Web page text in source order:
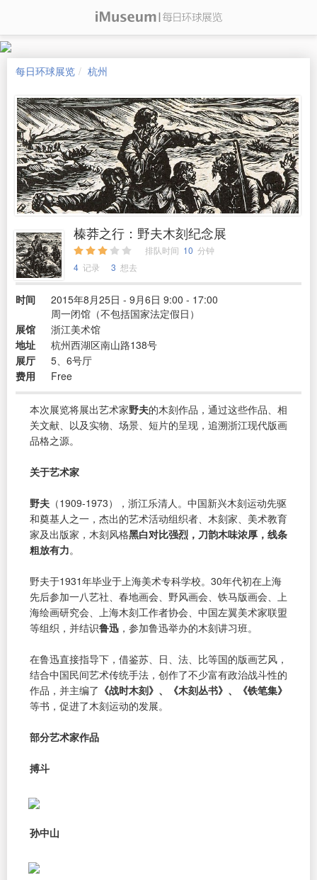
每日环球展览 杭州
榛莽之行：野夫木刻纪念展
排队时间 10 分钟
4 记录 3 想去
时间
2015年8月25日 - 9月6日 9:00 - 17:00
周一闭馆（不包括国家法定假日）
展馆
浙江美术馆
地址
杭州西湖区南山路138号
展厅
5、6号厅
费用
Free
本次展览将展出艺术家野夫的木刻作品，通过这些作品、相
关文献、以及实物、场景、短片的呈现，追溯浙江现代版画
品格之源。
关于艺术家
野夫 （1909-1973），浙江乐清人。中国新兴木刻运动先驱
和奠基人之一，杰出的艺术活动组织者、木刻家、美术教育
家及出版家，木刻风格黑白对比强烈，刀韵木味浓厚，线条
粗放有力。
野夫于1931年毕业于上海美术专科学校。30年代初在上海
先后参加一八艺社、春地画会、野风画会、铁马版画会、上
海绘画研究会、上海木刻工作者协会、中国左翼美术家联盟
等组织，并结识鲁迅 ，参加鲁迅举办的木刻讲习班。
在鲁迅直接指导下，借鉴苏、日、法、比等国的版画艺风，
结合中国民间艺术传统手法，创作了不少富有政治战斗性的
作品，并主编了 《战时木刻》、《木刻丛书》、《铁笔集》
等书，促进了木刻运动的发展。
部分艺术家作品
搏斗
孙中山